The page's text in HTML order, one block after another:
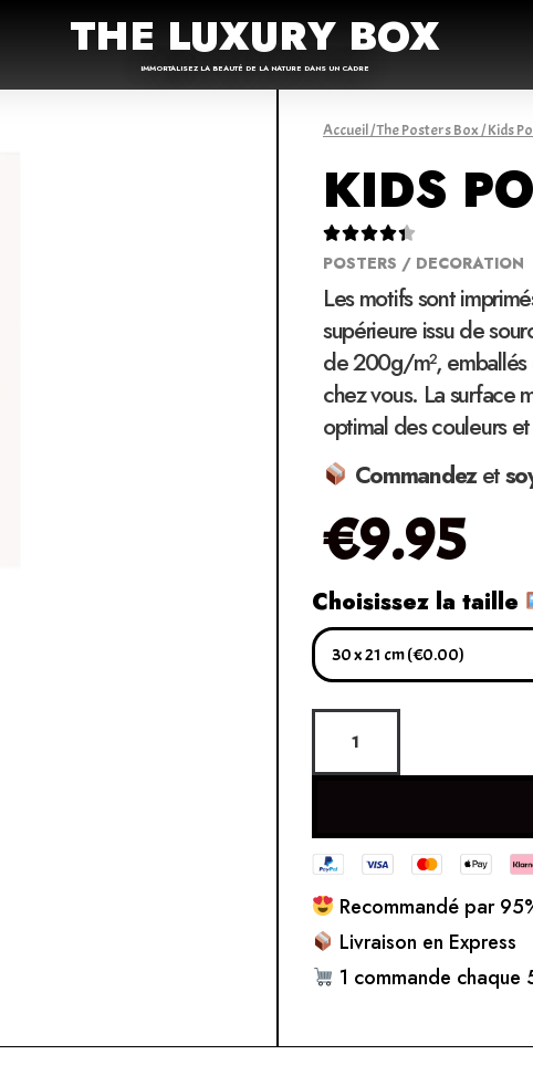
THE LUXURY BOX
IMMORTALISEZ LA BEAUTÉ DE LA NATURE DANS UN CADRE
Accueil/The Posters Box/Kids
KIDS

POSTERS / DECORATION
Les motifs sont
supérieure issu de
de 200g/m²,
chez vous. La surface
optimal des couleurs
Commandezet
€9.95
Choisissez la taille
Recommandé par
Livraison en Express
1 commande chaque